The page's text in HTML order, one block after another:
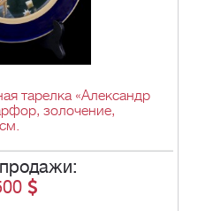
тарелка «Александр
золочение,